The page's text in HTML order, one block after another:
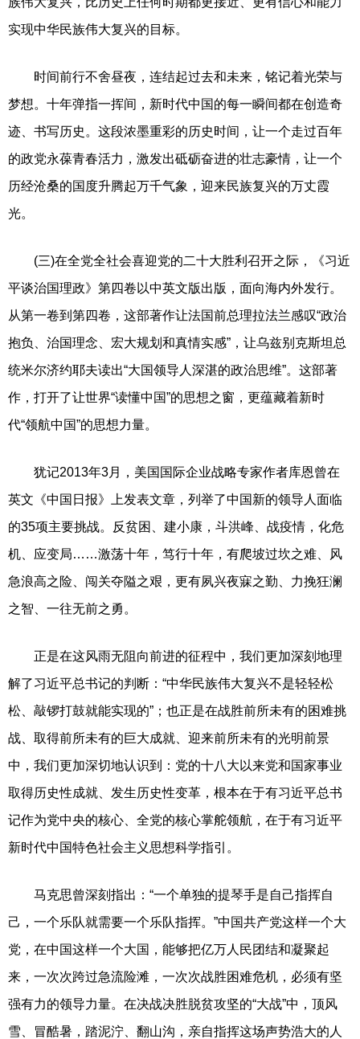
实现中华民族伟大复兴的目标。
时间前行不舍昼夜，连结起过去和未来，铭记着光荣与
梦想。十年弹指一挥间，新时代中国的每一瞬间都在创造奇
迹、书写历史。这段浓墨重彩的历史时间，让一个走过百年
的政党永葆青春活力，激发出砥砺奋进的壮志豪情，让一个
历经沧桑的国度升腾起万千气象，迎来民族复兴的万丈霞
光。
(三)在全党全社会喜迎党的二十大胜利召开之际，《习近
平谈治国理政》第四卷以中英文版出版，面向海内外发行。
从第一卷到第四卷，这部著作让法国前总理拉法兰感叹“政治
抱负、治国理念、宏大规划和真情实感”，让乌兹别克斯坦总
统米尔济约耶夫读出“大国领导人深湛的政治思维”。这部著
作，打开了让世界“读懂中国”的思想之窗，更蕴藏着新时
代“领航中国”的思想力量。
犹记2013年3月，美国国际企业战略专家作者库恩曾在
英文《中国日报》上发表文章，列举了中国新的领导人面临
的35项主要挑战。反贫困、建小康，斗洪峰、战疫情，化危
机、应变局……激荡十年，笃行十年，有爬坡过坎之难、风
急浪高之险、闯关夺隘之艰，更有夙兴夜寐之勤、力挽狂澜
之智、一往无前之勇。
正是在这风雨无阻向前进的征程中，我们更加深刻地理
解了习近平总书记的判断：“中华民族伟大复兴不是轻轻松
松、敲锣打鼓就能实现的”；也正是在战胜前所未有的困难挑
战、取得前所未有的巨大成就、迎来前所未有的光明前景
中，我们更加深切地认识到：党的十八大以来党和国家事业
取得历史性成就、发生历史性变革，根本在于有习近平总书
记作为党中央的核心、全党的核心掌舵领航，在于有习近平
新时代中国特色社会主义思想科学指引。
马克思曾深刻指出：“一个单独的提琴手是自己指挥自
己，一个乐队就需要一个乐队指挥。”中国共产党这样一个大
党，在中国这样一个大国，能够把亿万人民团结和凝聚起
来，一次次跨过急流险滩，一次次战胜困难危机，必须有坚
强有力的领导力量。在决战决胜脱贫攻坚的“大战”中，顶风
雪、冒酷暑，踏泥泞、翻山沟，亲自指挥这场声势浩大的人